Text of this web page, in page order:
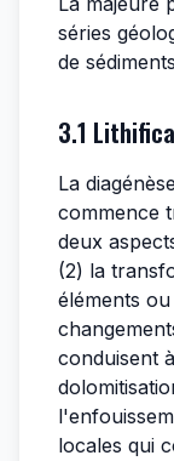
séries
de
3.1
La
commence
deux
(2) la
éléments
conduisent
locales qui